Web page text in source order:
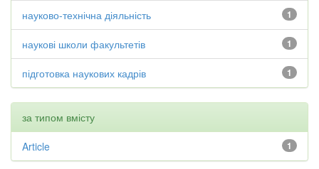
1
науково-технічна діяльність
1
наукові школи факультетів
1
підготовка наукових кадрів
за типом вмісту
1
Article